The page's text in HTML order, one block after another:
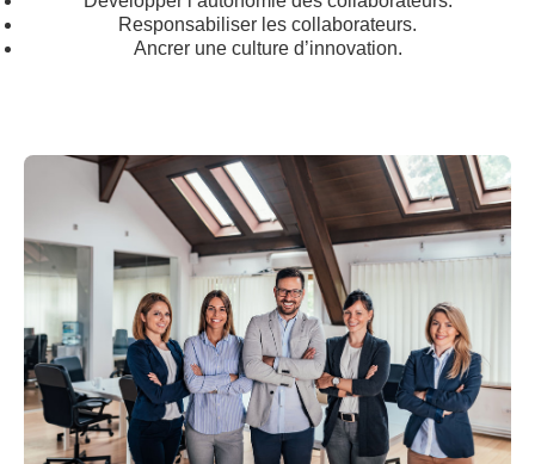
Responsabiliser les collaborateurs.
Ancrer une culture d’innovation.